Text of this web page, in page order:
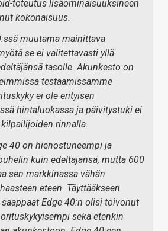
toteutus lisäominaisuuksineen
kokonaisuus.
muutama mainittava
se ei valitettavasti yllä
tasolle. Akunkesto on
testaamissamme
ei ole erityisen
hintaluokassa ja päivitystuki ei
rinnalla.
40 on hienostuneempi ja
kuin edeltäjänsä, mutta 600
sen markkinassa vähän
eteen. Täyttääkseen
Edge 40:n olisi toivonut
sekä etenkin